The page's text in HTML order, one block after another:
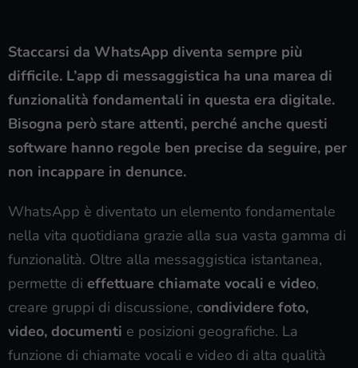
Staccarsi da WhatsApp diventa sempre più
difficile. L’app di messaggistica ha una marea di
funzionalità fondamentali in questa era digitale.
Bisogna però stare attenti, perché anche questi
software hanno regole ben precise da seguire, per
non incappare in denunce.
WhatsApp è diventato un elemento fondamentale
nella vita quotidiana grazie alla sua vasta gamma di
funzionalità. Oltre alla messaggistica istantanea,
permette di effettuare chiamate vocali e video,
creare gruppi di discussione, condividere foto,
video, documenti e posizioni geografiche. La
funzione di chiamate vocali e video di alta qualità